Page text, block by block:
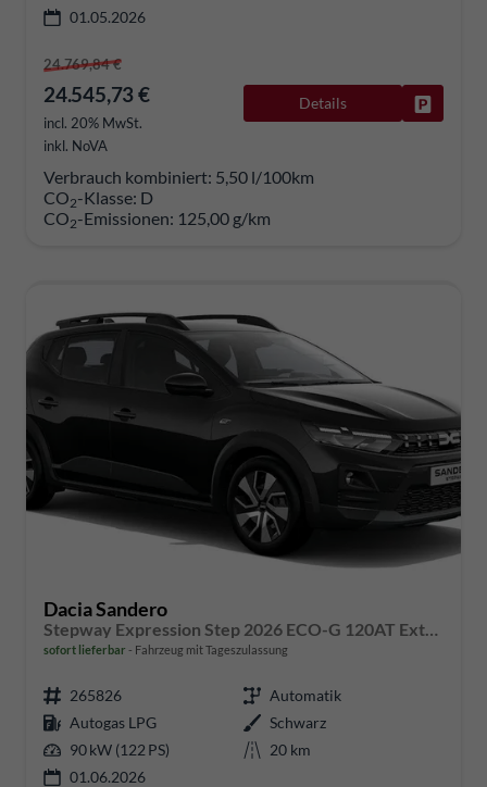
01.05.2026
24.769,84 €
24.545,73 €
incl. 20% MwSt.
inkl. NoVA
Details
Verbrauch kombiniert: 5,50 l/100km
CO2-Klasse: D
CO2-Emissionen: 125,00 g/km
Dacia Sandero
Stepway Expression Step 2026 ECO-G 120AT Extreme + WP/TP/DP
sofort lieferbar Fahrzeug mit Tageszulassung
265826
Automatik
Autogas LPG
Schwarz
90 kW (122 PS)
20 km
01.06.2026